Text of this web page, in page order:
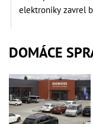
elektroniky zavrel
DOMÁCE